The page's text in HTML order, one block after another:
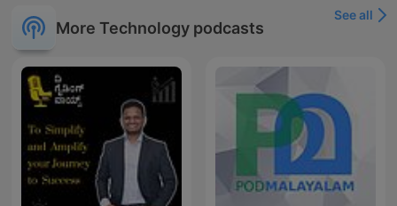
More Technology podcasts
See all